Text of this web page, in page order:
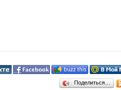
Поделиться…